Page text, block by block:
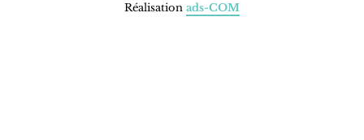
Réalisation ads-COM